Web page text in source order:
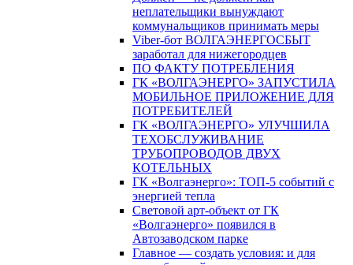
неплательщики вынуждают
коммунальщиков принимать меры
Viber-бот ВОЛГАЭНЕРГОСБЫТ
заработал для нижегородцев
ПО ФАКТУ ПОТРЕБЛЕНИЯ
ГК «ВОЛГАЭНЕРГО» ЗАПУСТИЛА
МОБИЛЬНОЕ ПРИЛОЖЕНИЕ ДЛЯ
ПОТРЕБИТЕЛЕЙ
ГК «ВОЛГАЭНЕРГО» УЛУЧШИЛА
ТЕХОБСЛУЖИВАНИЕ
ТРУБОПРОВОДОВ ДВУХ
КОТЕЛЬНЫХ
ГК «Волгаэнерго»: ТОП-5 событий с
энергией тепла
Световой арт-объект от ГК
«Волгаэнерго» появился в
Автозаводском парке
Главное — создать условия: и для